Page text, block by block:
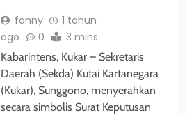
fanny
1 tahun
ago
0 3 mins
Kabarintens, Kukar – Sekretaris
Daerah (Sekda) Kutai Kartanegara
(Kukar), Sunggono, menyerahkan
secara simbolis Surat Keputusan